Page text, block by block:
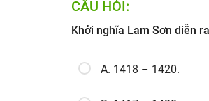
CÂU HỎI:
Khởi nghĩa Lam Sơn diễn
A. 1418 – 1420.